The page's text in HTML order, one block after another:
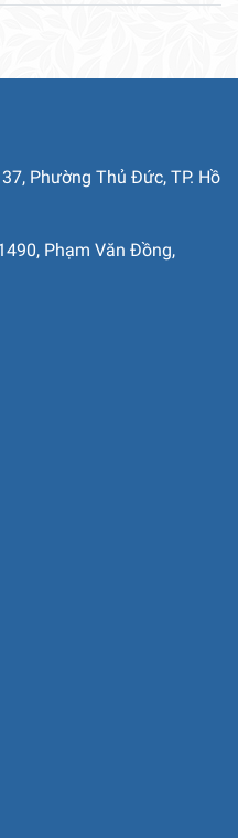
Phường Thủ Đức, TP. Hồ
Phạm Văn Đồng,